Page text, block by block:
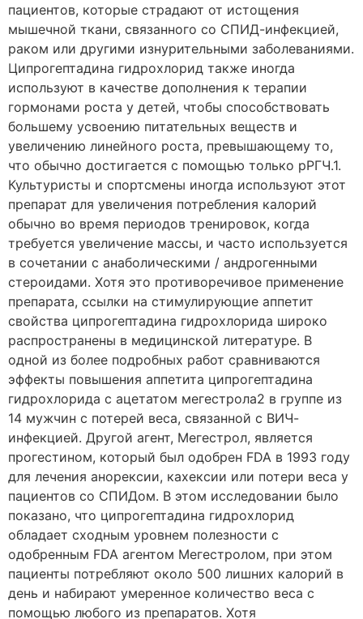
пациентов, которые страдают от истощения
мышечной ткани, связанного со СПИД-инфекцией,
раком или другими изнурительными заболеваниями.
Ципрогептадина гидрохлорид также иногда
используют в качестве дополнения к терапии
гормонами роста у детей, чтобы способствовать
большему усвоению питательных веществ и
увеличению линейного роста, превышающему то,
что обычно достигается с помощью только рРГЧ.1.
Культуристы и спортсмены иногда используют этот
препарат для увеличения потребления калорий
обычно во время периодов тренировок, когда
требуется увеличение массы, и часто используется
в сочетании с анаболическими / андрогенными
стероидами. Хотя это противоречивое применение
препарата, ссылки на стимулирующие аппетит
свойства ципрогептадина гидрохлорида широко
распространены в медицинской литературе. В
одной из более подробных работ сравниваются
эффекты повышения аппетита ципрогептадина
гидрохлорида с ацетатом мегестрола2 в группе из
14 мужчин с потерей веса, связанной с ВИЧ-
инфекцией. Другой агент, Мегестрол, является
прогестином, который был одобрен FDA в 1993 году
для лечения анорексии, кахексии или потери веса у
пациентов со СПИДом. В этом исследовании было
показано, что ципрогептадина гидрохлорид
обладает сходным уровнем полезности с
одобренным FDA агентом Мегестролом, при этом
пациенты потребляют около 500 лишних калорий в
день и набирают умеренное количество веса с
помощью любого из препаратов. Хотя